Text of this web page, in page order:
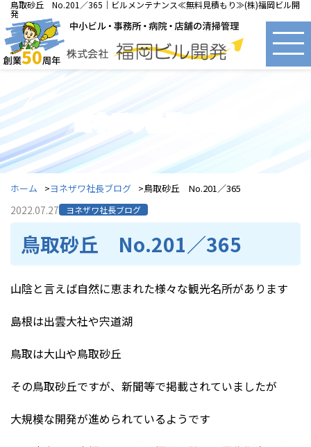
鳥取砂丘 No.201／365｜ビルメンテナンス≪無料見積もり≫(株)福岡ビル開
発
ヨネザワ社長ブログ
ホーム ヨネザワ社長ブログ 鳥取砂丘 No.201／365
2022.07.27 ヨネザワ社長ブログ
鳥取砂丘 No.201／365
山陰と言えば自然に恵まれた様々な観光名所があります
島根は出雲大社や宍道湖
鳥取は大山や鳥取砂丘
その鳥取砂丘ですが、新聞等で掲載されていましたが
大規模な開発が進められているようです